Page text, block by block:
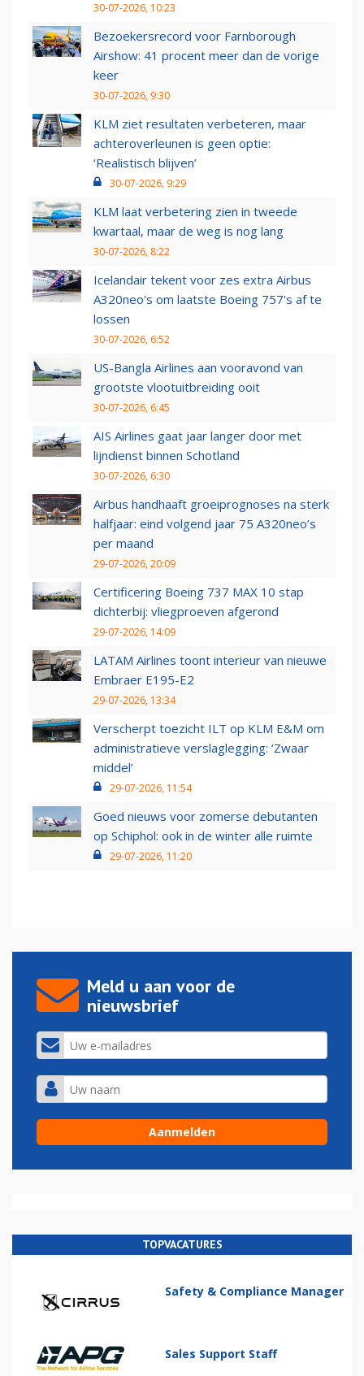
30-07-2026, 10:23
Bezoekersrecord voor Farnborough
Airshow: 41 procent meer dan de vorige
keer
30-07-2026, 9:30
KLM ziet resultaten verbeteren, maar
achteroverleunen is geen optie:
‘Realistisch blijven’
30-07-2026, 9:29
KLM laat verbetering zien in tweede
kwartaal, maar de weg is nog lang
30-07-2026, 8:22
Icelandair tekent voor zes extra Airbus
A320neo's om laatste Boeing 757's af te
lossen
30-07-2026, 6:52
US-Bangla Airlines aan vooravond van
grootste vlootuitbreiding ooit
30-07-2026, 6:45
AIS Airlines gaat jaar langer door met
lijndienst binnen Schotland
30-07-2026, 6:30
Airbus handhaaft groeiprognoses na sterk
halfjaar: eind volgend jaar 75 A320neo’s
per maand
29-07-2026, 20:09
Certificering Boeing 737 MAX 10 stap
dichterbij: vliegproeven afgerond
29-07-2026, 14:09
LATAM Airlines toont interieur van nieuwe
Embraer E195-E2
29-07-2026, 13:34
Verscherpt toezicht ILT op KLM E&M om
administratieve verslaglegging: ‘Zwaar
middel’
29-07-2026, 11:54
Goed nieuws voor zomerse debutanten
op Schiphol: ook in de winter alle ruimte
29-07-2026, 11:20
Meld u aan voor de
nieuwsbrief
TOPVACATURES
Safety & Compliance Manager
Sales Support Staff